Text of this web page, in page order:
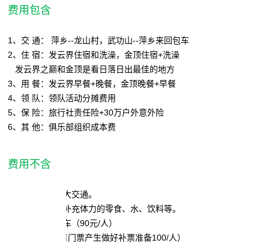
费用包含
1、交 通： 萍乡--龙山村，武功山--萍乡来回包车
2、住 宿：发云界住宿和洗澡，金顶住宿+洗澡
发云界之巅和金顶是看日落日出最佳的地方
3、用 餐：发云界早餐+晚餐，金顶晚餐+早餐
4、领 队：领队活动分摊费用
5、保 险：旅行社责任险+30万户外意外险
6、其 他：俱乐部组织成本费
费用不含
1、往返火车等大交通。
2、干粮，途中补充体力的零食、水、饮料等。
3、金顶下山缆车（90元/人）
4、门 票 （如有门票产生做好补票准备100/人）